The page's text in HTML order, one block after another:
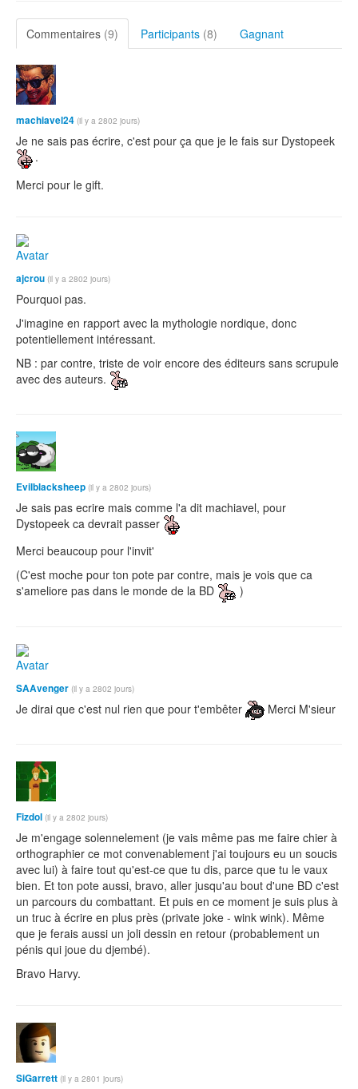
Commentaires (9) Participants (8) Gagnant
machiavel24 (il y a 2802 jours)
Je ne sais pas écrire, c'est pour ça que je le fais sur Dystopeek
.
Merci pour le gift.
ajcrou (il y a 2802 jours)
Pourquoi pas.
J'imagine en rapport avec la mythologie nordique, donc
potentiellement intéressant.
NB : par contre, triste de voir encore des éditeurs sans scrupule
avec des auteurs.
Evilblacksheep (il y a 2802 jours)
Je sais pas ecrire mais comme l'a dit machiavel, pour
Dystopeek ca devrait passer
Merci beaucoup pour l'invit'
(C'est moche pour ton pote par contre, mais je vois que ca
s'ameliore pas dans le monde de la BD
)
SAAvenger (il y a 2802 jours)
Je dirai que c'est nul rien que pour t'embêter Merci M'sieur
Fizdol (il y a 2802 jours)
Je m'engage solennelement (je vais même pas me faire chier à
orthographier ce mot convenablement j'ai toujours eu un soucis
avec lui) à faire tout qu'est-ce que tu dis, parce que tu le vaux
bien. Et ton pote aussi, bravo, aller jusqu'au bout d'une BD c'est
un parcours du combattant. Et puis en ce moment je suis plus à
un truc à écrire en plus près (private joke - wink wink). Même
que je ferais aussi un joli dessin en retour (probablement un
pénis qui joue du djembé).
Bravo Harvy.
SiGarrett (il y a 2801 jours)